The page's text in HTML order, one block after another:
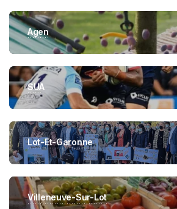
Agen
SUA
Lot-Et-Garonne
Villeneuve-Sur-Lot